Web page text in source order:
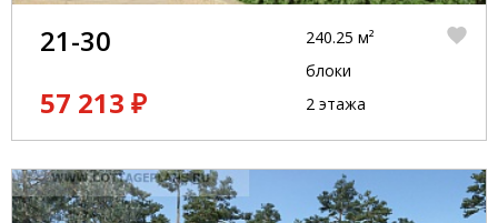
21-30
57 213 ₽
240.25 м²
блоки
2 этажа